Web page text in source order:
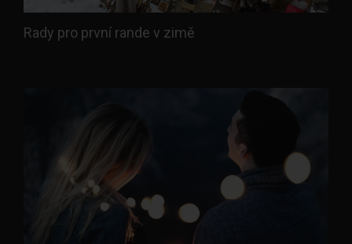
Rady pro první rande v zimě